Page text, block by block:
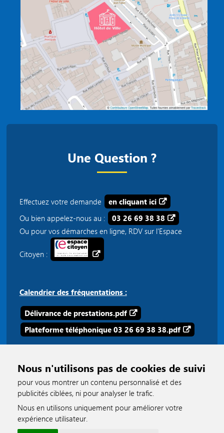
Nous n'utilisons pas de cookies de suivi
pour vous montrer un contenu personnalisé et des
publicités ciblées, ni pour analyser le trafic.
Nous en utilisons uniquement pour améliorer votre
expérience utilisateur.
Une Question ?
Effectuez votre demande
en cliquant ici
Ou bien appelez-nous au :
03 26 69 38 38
Ou pour vos démarches en ligne, RDV sur l'Espace
Citoyen :
Calendrier des fréquentations :
Délivrance de prestations.pdf
Plateforme téléphonique 03 26 69 38 38.pdf
accessible